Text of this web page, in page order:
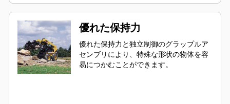
優れた保持力
優れた保持力と独立制御のグラップルア
センブリにより、特殊な形状の物体を容
易につかむことができます。